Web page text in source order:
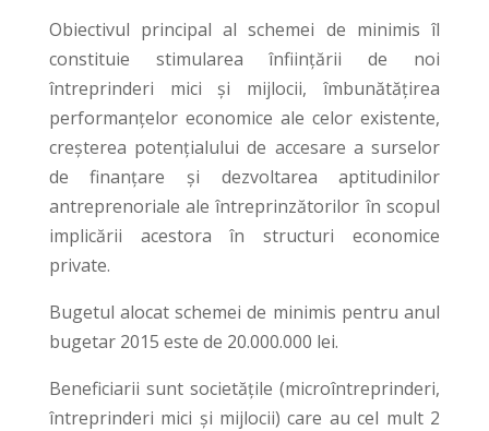
Obiectivul principal al schemei de minimis îl
constituie stimularea înfiinţării de noi
întreprinderi mici şi mijlocii, îmbunătăţirea
performanţelor economice ale celor existente,
creşterea potenţialului de accesare a surselor
de finanţare şi dezvoltarea aptitudinilor
antreprenoriale ale întreprinzătorilor în scopul
implicării acestora în structuri economice
private.
Bugetul alocat schemei de minimis pentru anul
bugetar 2015 este de 20.000.000 lei.
Beneficiarii sunt societăţile (microîntreprinderi,
întreprinderi mici şi mijlocii) care au cel mult 2